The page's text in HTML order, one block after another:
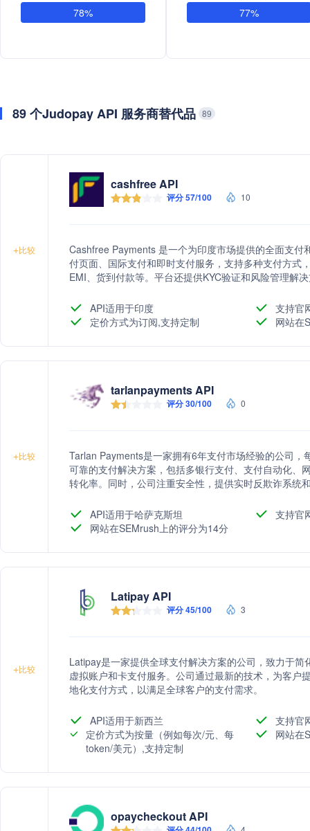
78% 77%
89 个Judopay API 服务商替代品 89
+比较
cashfree API
评分 57/100 10
Cashfree Payments 是一个为印度市场提供的全面支
付页面、国际支付和即时支付服务，支持多种支付方式
EMI、货到付款等。平台还提供KYC验证和风险管理解
API适用于印度
支持官
定价方式为订阅,支持定制
网站在
+比较
tarlanpayments API
评分 30/100 0
Tarlan Payments是一家拥有6年支付市场经验的公司
可靠的支付解决方案，包括多银行支付、支付自动化、
转化率。同时，公司注重安全性，提供实时反欺诈系统
API适用于哈萨克斯坦
支持官
网站在SEMrush上的评分为14分
+比较
Latipay API
评分 45/100 3
Latipay是一家提供全球支付解决方案的公司，致力于
虚拟账户和卡支付服务。公司通过最新的技术，为客户
地化支付方式，以满足全球客户的支付需求。
API适用于新西兰
支持官
定价方式为按量（例如每次/元、每
token/美元）,支持定制
网站在
opaycheckout API